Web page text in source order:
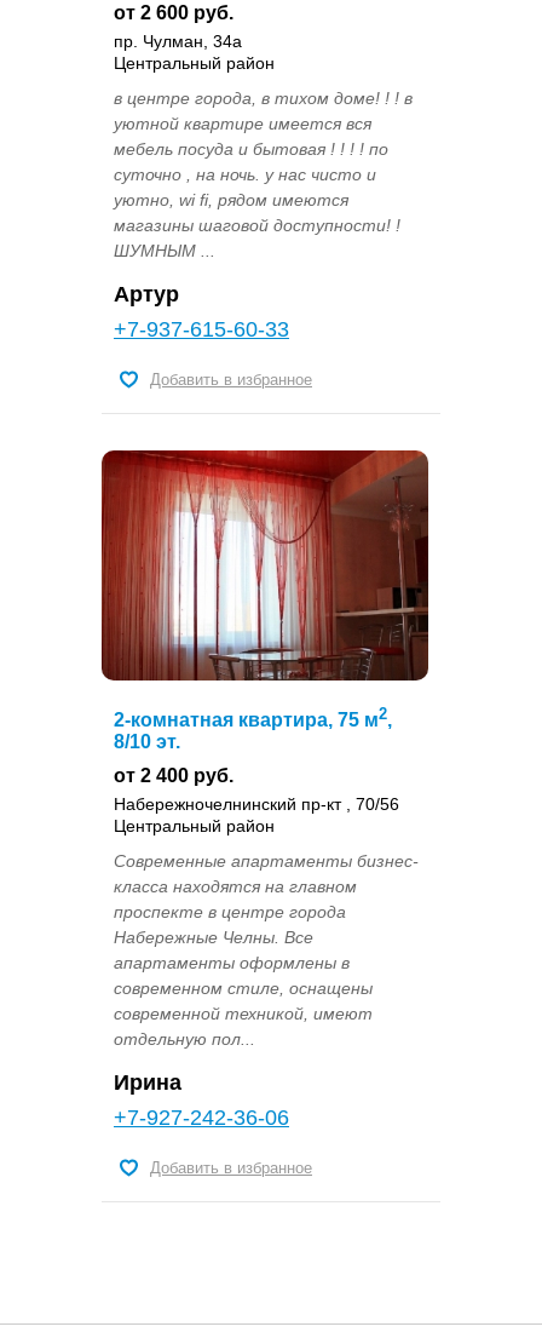
от 2 600 руб.
пр. Чулман, 34а
Центральный район
в центре города, в тихом доме! ! ! в
уютной квартире имеется вся
мебель посуда и бытовая ! ! ! ! по
суточно , на ночь. у нас чисто и
уютно, wi fi, рядом имеются
магазины шаговой доступности! !
ШУМНЫМ ...
Артур
+7-937-615-60-33
Добавить в избранное
2-комнатная квартира, 75 м2,
8/10 эт.
от 2 400 руб.
Набережночелнинский пр-кт , 70/56
Центральный район
Современные апартаменты бизнес-
класса находятся на главном
проспекте в центре города
Набережные Челны. Все
апартаменты оформлены в
современном стиле, оснащены
современной техникой, имеют
отдельную пол...
Ирина
+7-927-242-36-06
Добавить в избранное